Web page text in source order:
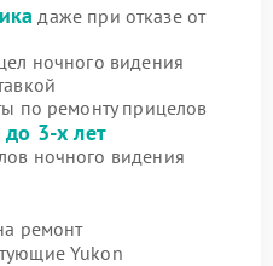
даже при отказе от
ночного видения
по ремонту прицелов
до 3-х лет
ночного видения
ремонт
Yukon